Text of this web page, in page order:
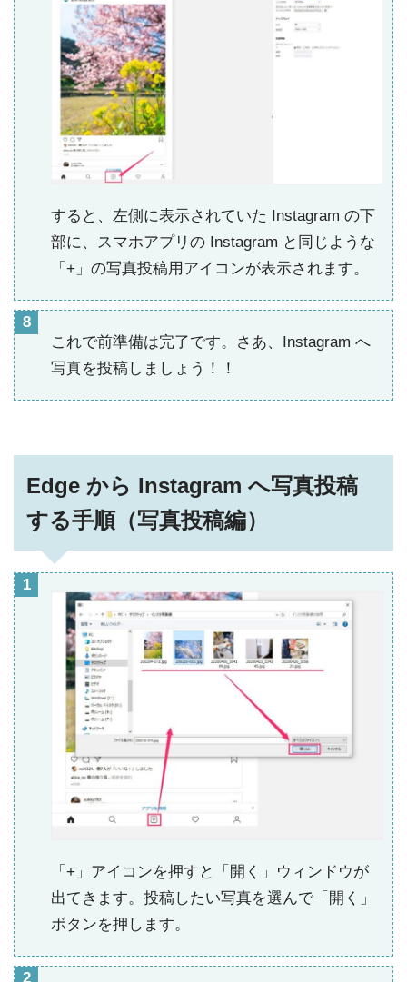
すると、左側に表示されていた Instagram の下
部に、スマホアプリの Instagram と同じような
「+」の写真投稿用アイコンが表示されます。
これで前準備は完了です。さあ、Instagram へ
写真を投稿しましょう！！
Edge から Instagram へ写真投稿
する手順（写真投稿編）
「+」アイコンを押すと「開く」ウィンドウが
出てきます。投稿したい写真を選んで「開く」
ボタンを押します。